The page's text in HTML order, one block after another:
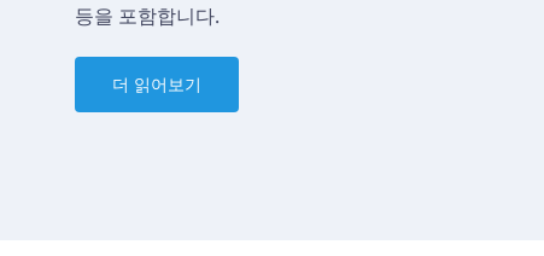
등을 포함합니다.
더 읽어보기